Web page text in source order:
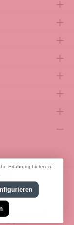
Erfahrung bieten zu